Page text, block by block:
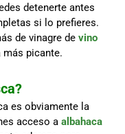
detenerte antes
si lo prefieres.
de vinagre de vino
más picante.
es obviamente la
acceso a albahaca